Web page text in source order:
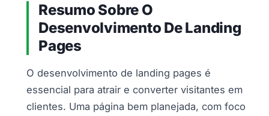
Resumo Sobre O
Desenvolvimento De Landing
Pages
O desenvolvimento de landing pages é
essencial para atrair e converter visitantes em
clientes. Uma página bem planejada, com foco